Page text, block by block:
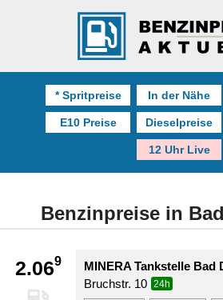
* Spritpreise In der Nähe
E10 Preise Dieselpreise
12 Uhr Live
Benzinpreise in
2.069
MINERA Tankstelle Bad
Bruchstr. 10
24h